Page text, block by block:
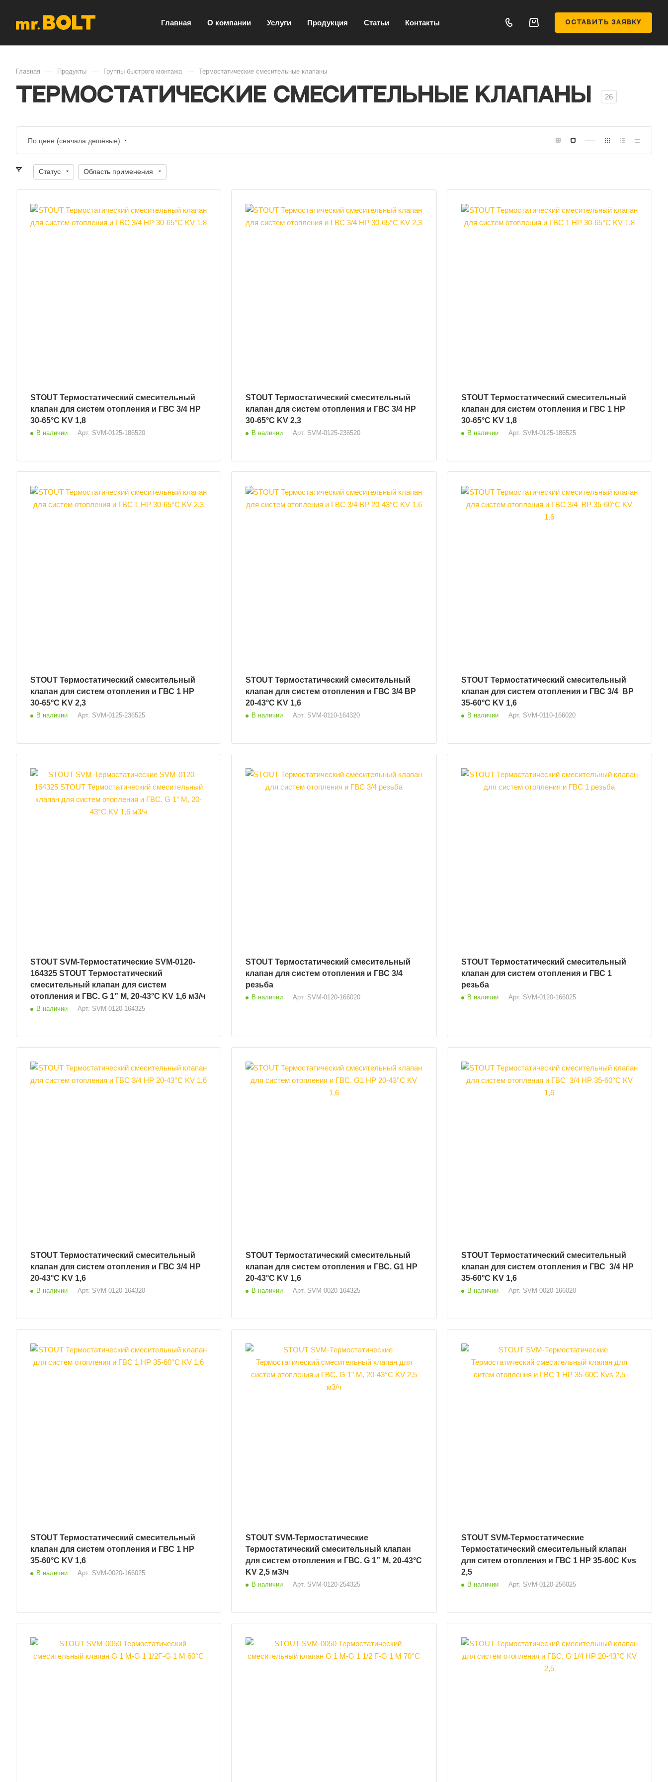
Главная О компании Услуги Продукция Статьи Контакты ОСТАВИТЬ ЗАЯВКУ
Главная — Продукты — Группы быстрого монтажа — Термостатические смесительные клапаны
Термостатические смесительные клапаны 26
По цене (сначала дешёвые)
Статус Область применения
STOUT Термостатический смесительный
клапан для систем отопления и ГВС 3/4 НР
30-65°С KV 1,8
В наличии Арт. SVM-0125-186520
STOUT Термостатический смесительный
клапан для систем отопления и ГВС 3/4 НР
30-65°С KV 2,3
В наличии Арт. SVM-0125-236520
STOUT Термостатический смесительный
клапан для систем отопления и ГВС 1 НР
30-65°С KV 1,8
В наличии Арт. SVM-0125-186525
STOUT Термостатический смесительный
клапан для систем отопления и ГВС 1 НР
30-65°С KV 2,3
В наличии Арт. SVM-0125-236525
STOUT Термостатический смесительный
клапан для систем отопления и ГВС 3/4 ВР
20-43°С KV 1,6
В наличии Арт. SVM-0110-164320
STOUT Термостатический смесительный
клапан для систем отопления и ГВС 3/4 ВР
35-60°С KV 1,6
В наличии Арт. SVM-0110-166020
STOUT SVM-Термостатические SVM-0120-
164325 STOUT Термостатический
смесительный клапан для систем
отопления и ГВС. G 1” M, 20-43°С KV 1,6 м3/ч
В наличии Арт. SVM-0120-164325
STOUT Термостатический смесительный
клапан для систем отопления и ГВС 3/4
резьба
В наличии Арт. SVM-0120-166020
STOUT Термостатический смесительный
клапан для систем отопления и ГВС 1
резьба
В наличии Арт. SVM-0120-166025
STOUT Термостатический смесительный
клапан для систем отопления и ГВС 3/4 НР
20-43°С KV 1,6
В наличии Арт. SVM-0120-164320
STOUT Термостатический смесительный
клапан для систем отопления и ГВС. G1 НР
20-43°С KV 1,6
В наличии Арт. SVM-0020-164325
STOUT Термостатический смесительный
клапан для систем отопления и ГВС 3/4 НР
35-60°С KV 1,6
В наличии Арт. SVM-0020-166020
STOUT Термостатический смесительный
клапан для систем отопления и ГВС 1 НР
35-60°С KV 1,6
В наличии Арт. SVM-0020-166025
STOUT SVM-Термостатические
Термостатический смесительный клапан
для систем отопления и ГВС. G 1” M, 20-43°С
KV 2,5 м3/ч
В наличии Арт. SVM-0120-254325
STOUT SVM-Термостатические
Термостатический смесительный клапан
для ситем отопления и ГВС 1 НР 35-60C Kvs
2,5
В наличии Арт. SVM-0120-256025